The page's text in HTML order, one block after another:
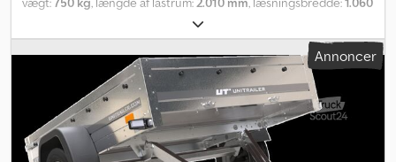
, dækstørrelse:
manøvredygtig personbiltrailer fra trailermærket TEMARED. Den
åbne kassetrailer ECO2010KIPP er ideel til privat transport og små
læs. Haveaffald, småmøbler – alt hvad man har brug for privat eller
til mindre erhverv. Traileren kan stilles oprejst, og trækstangen
kan klappes ned for nemmere opbevaring. Djdsq Sly Uspfx Amljkr
Som standardudstyr tilbyder stålvognen støttehjul, låse,
galvaniserede sidevægge og en sammenklappelig V-trækstang.
Annoncer